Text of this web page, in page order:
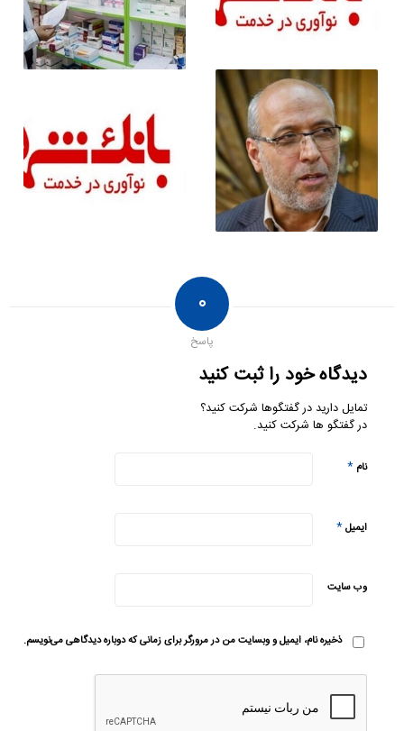
۰
پاسخ
دیدگاه خود را ثبت کنید
تمایل دارید در گفتگوها شرکت کنید؟
در گفتگو ها شرکت کنید.
نام*
ایمیل*
وب‌ سایت
ذخیره نام، ایمیل و وبسایت من در مرورگر برای زمانی که دوباره دیدگاهی می‌نویسم.